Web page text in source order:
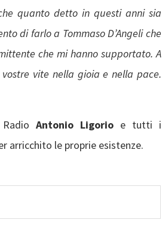
quanto detto in questi anni sia
di farlo a Tommaso D’Angeli che
che mi hanno supportato. A
vite nella gioia e nella pace.
Antonio Ligorioe tutti i
arricchito le proprie esistenze.